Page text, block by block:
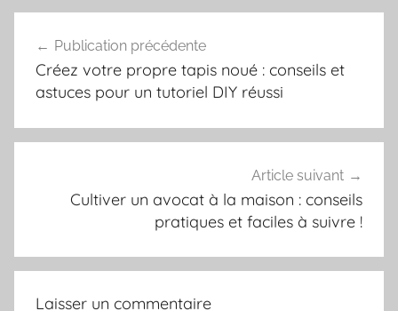
de
l’article
Publication précédente
Créez votre propre tapis noué : conseils et
astuces pour un tutoriel DIY réussi
Article suivant
Cultiver un avocat à la maison : conseils
pratiques et faciles à suivre !
Laisser un commentaire